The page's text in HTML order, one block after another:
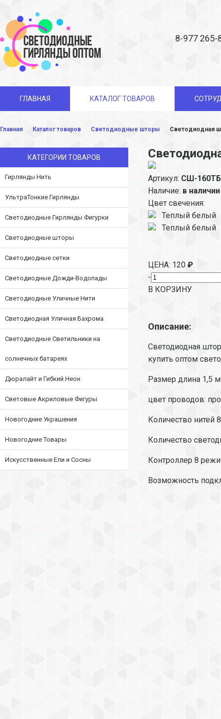
8-977 265-
ГЛАВНАЯ КАТАЛОГ ТОВАРОВ
Главная Каталог товаров Светодиодные шторы Светодиодная
КАТЕГОРИИ ТОВАРОВ
Гирлянды Нить
УльтраТонкие Гирлянды
Светодиодные Гирлянды Фигурки
Светодиодные шторы
Светодиодные сетки
Светодиодные Дожди-Водопады
Светодиодные Уличные Нити
Светодиодная Уличная Бахрома
Светодиодные Светильники на
солнечных батареях
Дюралайт и Гибкий Неон
Световые Акриловые Фигуры
Новогодние Украшения
Новогодние Товары
Искусственные Ели и Сосны
Артикул: СШ-160ТБ
Наличие: в наличии
Цвет свечения:
Теплый белый
Теплый белый
ЦЕНА: 120 ₽
-
В КОРЗИНУ
Описание:
Светодиодная
купить оптом
Размер длина 1,5
цвет проводов:
Количество нитей
Количество
Контроллер 8
Возможность